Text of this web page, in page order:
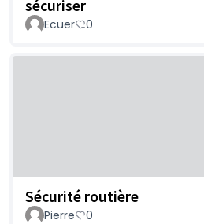
sécuriser
Ecuer 0
Sécurité routière
Pierre 0